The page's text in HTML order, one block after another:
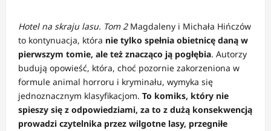
Hotel na skraju lasu. Tom 2Magdaleny i Michała Hińczów
to kontynuacja, która nie tylko spełnia obietnicę daną w
pierwszym tomie, ale też znacząco ją pogłębia. Autorzy
budują opowieść, która, choć pozornie zakorzeniona w
formule animal horroru i kryminału, wymyka się
jednoznacznym klasyfikacjom. To komiks, który nie
spieszy się z odpowiedziami, za to z dużą konsekwencją
prowadzi czytelnika przez wilgotne lasy, przegniłe